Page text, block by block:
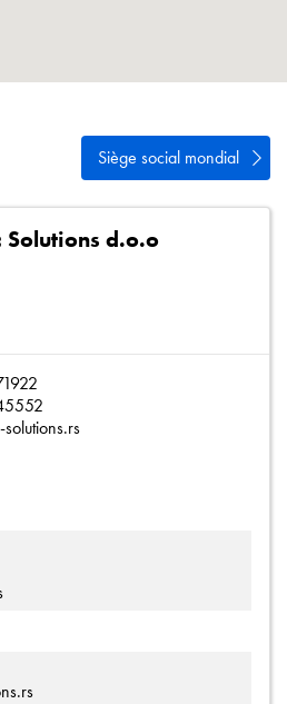
Siège social mondial
Solutions d.o.o